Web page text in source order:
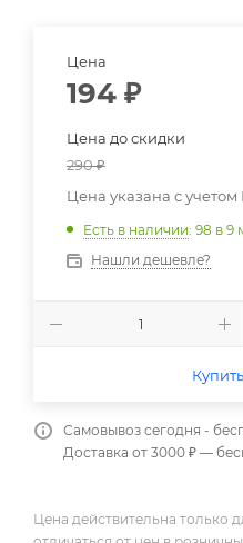
Цена
194 ₽
Цена до скидки
290₽
Цена указана с учетом
Есть в наличии: 98 в 9
Нашли дешевле?
Самовывоз сегодня -
Доставка от 3000 ₽ —
Цена действительна только